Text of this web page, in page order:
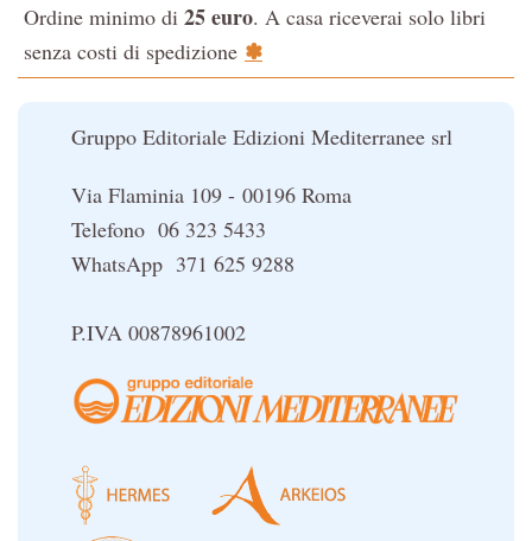
La Cabala
Il potere del serpente
Ordine minimo di 25 euro. A casa riceverai solo libri
senza costi di spedizione ✽
Gruppo Editoriale Edizioni Mediterranee srl
Via Flaminia 109 - 00196 Roma
Telefono 06 323 5433
WhatsApp 371 625 9288
P.IVA 00878961002